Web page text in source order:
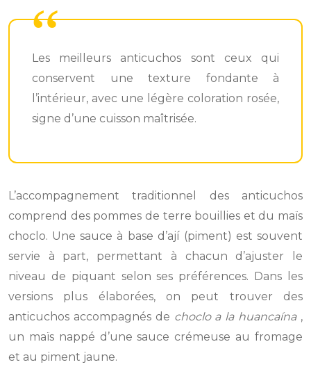
Les meilleurs anticuchos sont ceux qui
conservent une texture fondante à
l’intérieur, avec une légère coloration rosée,
signe d’une cuisson maîtrisée.
L’accompagnement traditionnel des anticuchos
comprend des pommes de terre bouillies et du maïs
choclo. Une sauce à base d’ají (piment) est souvent
servie à part, permettant à chacun d’ajuster le
niveau de piquant selon ses préférences. Dans les
versions plus élaborées, on peut trouver des
anticuchos accompagnés de choclo a la huancaína ,
un maïs nappé d’une sauce crémeuse au fromage
et au piment jaune.